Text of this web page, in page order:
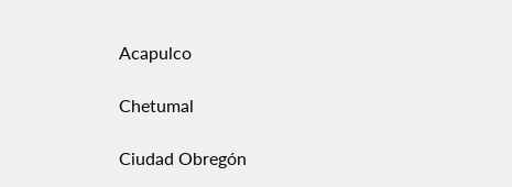
Acapulco
Chetumal
Ciudad Obregón